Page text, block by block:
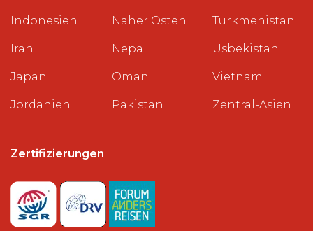
Indonesien
Iran
Japan
Jordanien
Naher Osten
Nepal
Oman
Pakistan
Turkmenistan
Usbekistan
Vietnam
Zentral-Asien
Zertifizierungen